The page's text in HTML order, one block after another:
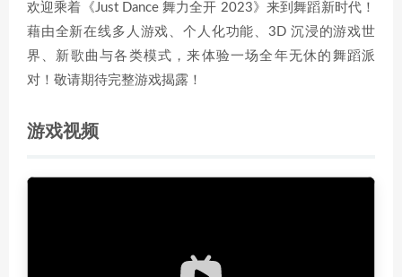
欢迎乘着《Just Dance 舞力全开 2023》来到舞蹈新时代！
藉由全新在线多人游戏、个人化功能、3D 沉浸的游戏世
界、新歌曲与各类模式，来体验一场全年无休的舞蹈派
对！敬请期待完整游戏揭露！
游戏视频